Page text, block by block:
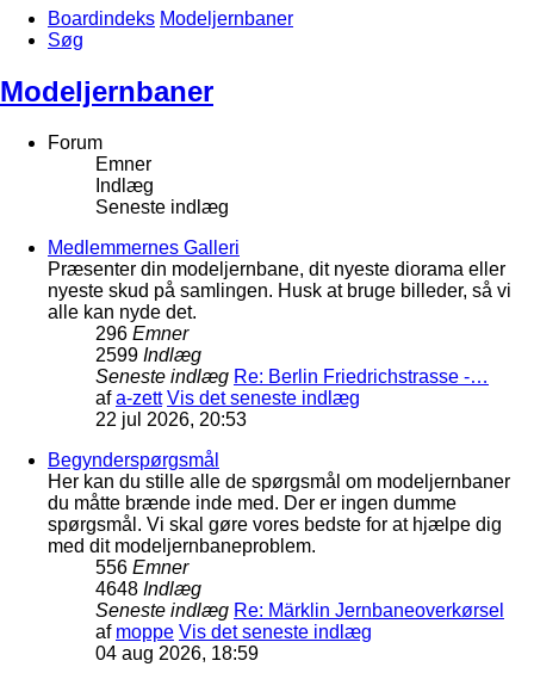
Boardindeks Modeljernbaner
Søg
Modeljernbaner
Forum
Emner
Indlæg
Seneste indlæg
Medlemmernes Galleri
Præsenter din modeljernbane, dit nyeste diorama eller
nyeste skud på samlingen. Husk at bruge billeder, så vi
alle kan nyde det.
296 Emner
2599 Indlæg
Seneste indlæg Re: Berlin Friedrichstrasse -…
afa-zett Vis det seneste indlæg
22 jul 2026, 20:53
Begynderspørgsmål
Her kan du stille alle de spørgsmål om modeljernbaner
du måtte brænde inde med. Der er ingen dumme
spørgsmål. Vi skal gøre vores bedste for at hjælpe dig
med dit modeljernbaneproblem.
556 Emner
4648 Indlæg
Seneste indlæg Re: Märklin Jernbaneoverkørsel
af moppe Vis det seneste indlæg
04 aug 2026, 18:59